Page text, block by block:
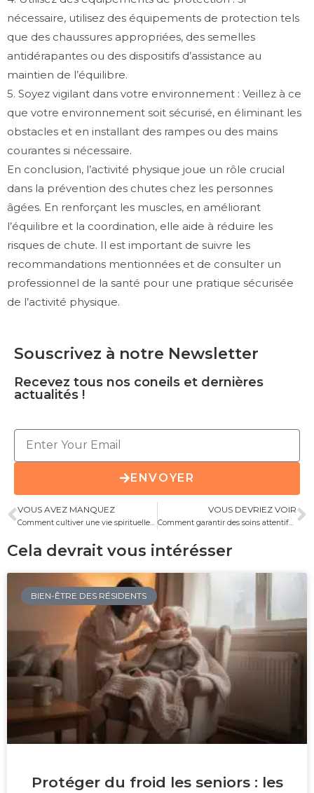
nécessaire, utilisez des équipements de protection tels
que des chaussures appropriées, des semelles
antidérapantes ou des dispositifs d’assistance au
maintien de l’équilibre.
5. Soyez vigilant dans votre environnement : Veillez à ce
que votre environnement soit sécurisé, en éliminant les
obstacles et en installant des rampes ou des mains
courantes si nécessaire.
En conclusion, l’activité physique joue un rôle crucial
dans la prévention des chutes chez les personnes
âgées. En renforçant les muscles, en améliorant
l’équilibre et la coordination, elle aide à réduire les
risques de chute. Il est important de suivre les
recommandations mentionnées et de consulter un
professionnel de la santé pour une pratique sécurisée
de l’activité physique.
Souscrivez à notre Newsletter
Recevez tous nos coneils et dernières
actualités !
ENVOYER
VOUS AVEZ MANQUEZ
Comment cultiver une vie spirituelle épanouie en EHPAD ?
VOUS DEVRIEZ VOIR
Comment garantir des soins attentifs et personnalisés aux personnes âgées à Lille ?
Cela devrait vous intérésser
BIEN-ÊTRE DES RÉSIDENTS
Protéger du froid les seniors : les